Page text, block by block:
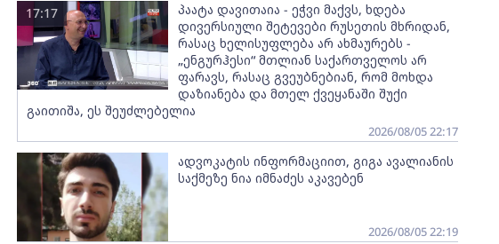
პაატა დავითაია - ეჭვი მაქვს, ხდება
დივერსიული შეტევები რუსეთის მხრიდან,
რასაც ხელისუფლება არ ახმაურებს -
„ენგურჰესი“ მთლიან საქართველოს არ
ფარავს, რასაც გვეუბნებიან, რომ მოხდა
დაზიანება და მთელ ქვეყანაში შუქი
გაითიშა, ეს შეუძლებელია
17:17
2026/08/05 22:17
ადვოკატის ინფორმაციით, გიგა ავალიანის
საქმეზე ნია იმნაძეს აკავებენ
2026/08/05 22:19